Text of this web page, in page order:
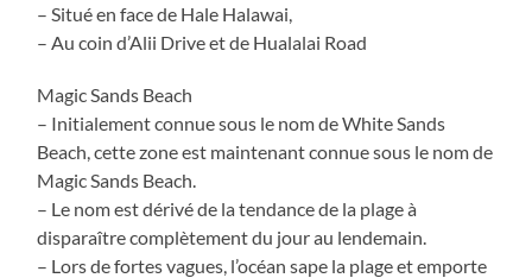
– Situé en face de Hale Halawai,
– Au coin d’Alii Drive et de Hualalai Road
Magic Sands Beach
– Initialement connue sous le nom de White Sands
Beach, cette zone est maintenant connue sous le nom de
Magic Sands Beach.
– Le nom est dérivé de la tendance de la plage à
disparaître complètement du jour au lendemain.
– Lors de fortes vagues, l’océan sape la plage et emporte